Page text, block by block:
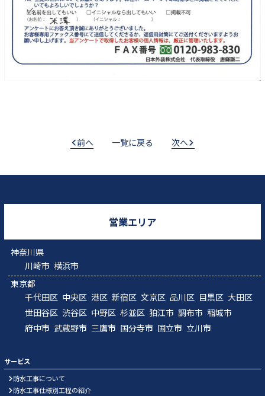
前へ 一覧に戻る 次へ
営業エリア
神奈川県
川崎市 横浜市
東京都
千代田区 中央区 港区 新宿区 文京区 品川区 目黒区 大田区
世田谷区 渋谷区 中野区 杉並区 狛江市 調布市 稲城市
府中市 武蔵野市 三鷹市 国分寺市 国立市 立川市
サービス
防水工事について
防水工事仕様別工程の紹介